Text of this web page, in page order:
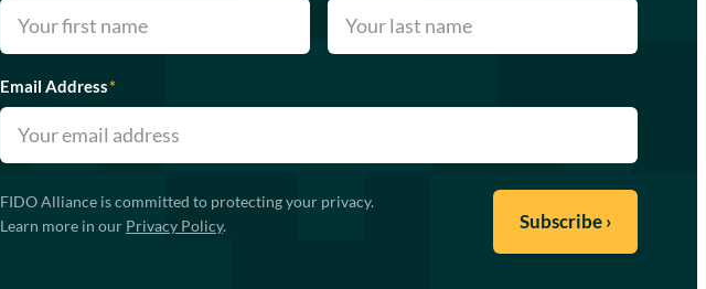
Email Address*
FIDO Alliance is committed to protecting your privacy.
Learn more in our Privacy Policy.